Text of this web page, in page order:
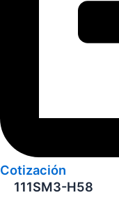
Cotización
111SM3-H58